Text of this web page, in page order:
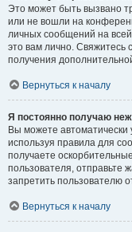
Это может быть вызвано
или не вошли на
личных сообщений на
это вам лично. Свяжитесь
получения
Вернуться к началу
Я постоянно получаю
Вы можете
используя правила для
получаете
пользователя, отправьте
запретить пользователю
Вернуться к началу